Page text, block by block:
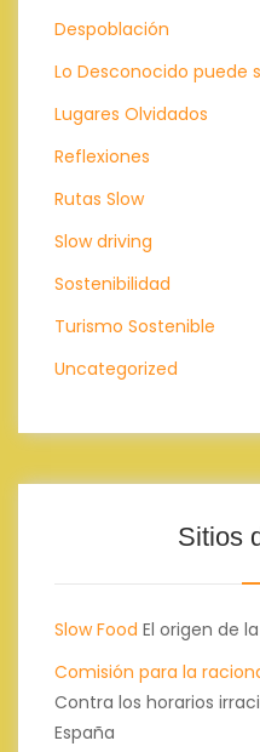
Despoblación
Lo Desconocido puede
Lugares Olvidados
Reflexiones
Rutas Slow
Slow driving
Sostenibilidad
Turismo Sostenible
Uncategorized
Sitios
Slow Food El origen de
Comisión para la
Contra los horarios
España